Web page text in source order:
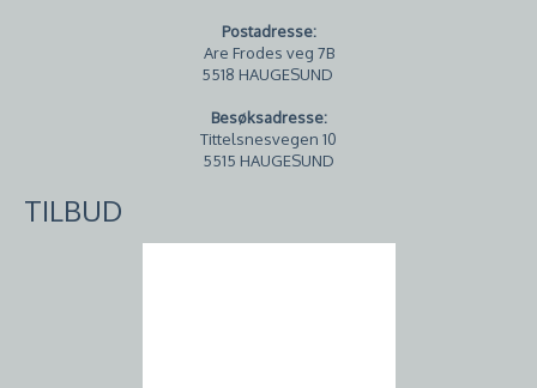
Postadresse:
Are Frodes veg 7B
5518 HAUGESUND
Besøksadresse:
Tittelsnesvegen 10
5515 HAUGESUND
TILBUD